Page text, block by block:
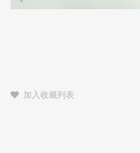
加入收藏列表